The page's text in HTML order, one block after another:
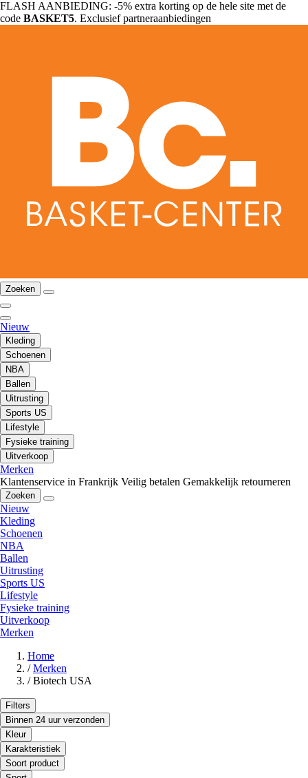
FLASH AANBIEDING: -5% extra korting op de hele site met de
code BASKET5. Exclusief partneraanbiedingen
Zoeken
Nieuw
Kleding
Schoenen
NBA
Ballen
Uitrusting
Sports US
Lifestyle
Fysieke training
Uitverkoop
Merken
Klantenservice in Frankrijk Veilig betalen Gemakkelijk retourneren
Zoeken
Nieuw
Kleding
Schoenen
NBA
Ballen
Uitrusting
Sports US
Lifestyle
Fysieke training
Uitverkoop
Merken
Home
/ Merken
/ Biotech USA
Filters
Binnen 24 uur verzonden
Kleur
Karakteristiek
Soort product